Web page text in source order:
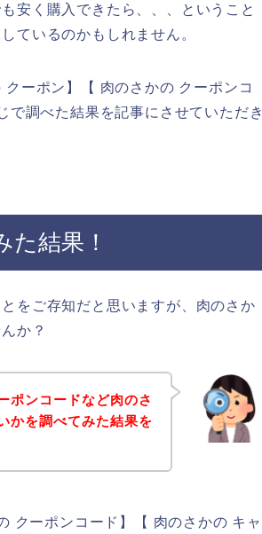
安く購入できたら、、、ということ
ているのかもしれません。
ーポン】【 肉のさかの クーポンコ
で調べた結果を記事にさせていただき
結果！
をご存知だと思いますが、肉のさか
か？
ポンコードなど肉のさ
かを調べてみた結果を
クーポンコード】【 肉のさかの キャ